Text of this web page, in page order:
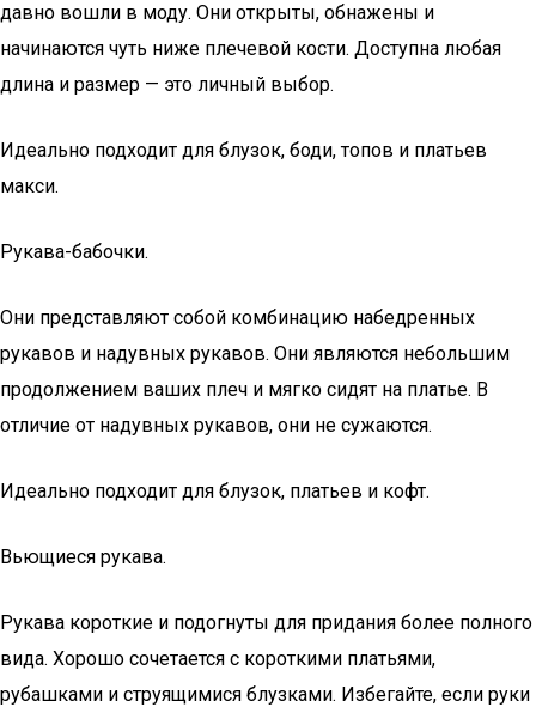
давно вошли в моду. Они открыты, обнажены и
начинаются чуть ниже плечевой кости. Доступна любая
длина и размер — это личный выбор.
Идеально подходит для блузок, боди, топов и платьев
макси.
Рукава-бабочки.
Они представляют собой комбинацию набедренных
рукавов и надувных рукавов. Они являются небольшим
продолжением ваших плеч и мягко сидят на платье. В
отличие от надувных рукавов, они не сужаются.
Идеально подходит для блузок, платьев и кофт.
Вьющиеся рукава.
Рукава короткие и подогнуты для придания более полного
вида. Хорошо сочетается с короткими платьями,
рубашками и струящимися блузками. Избегайте, если руки